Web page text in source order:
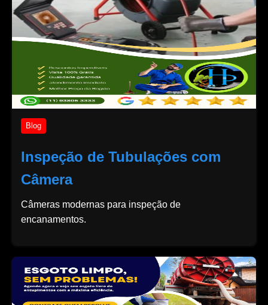
Blog
Inspeção de Tubulações com
Câmera
Câmeras modernas para inspeção de
encanamentos.